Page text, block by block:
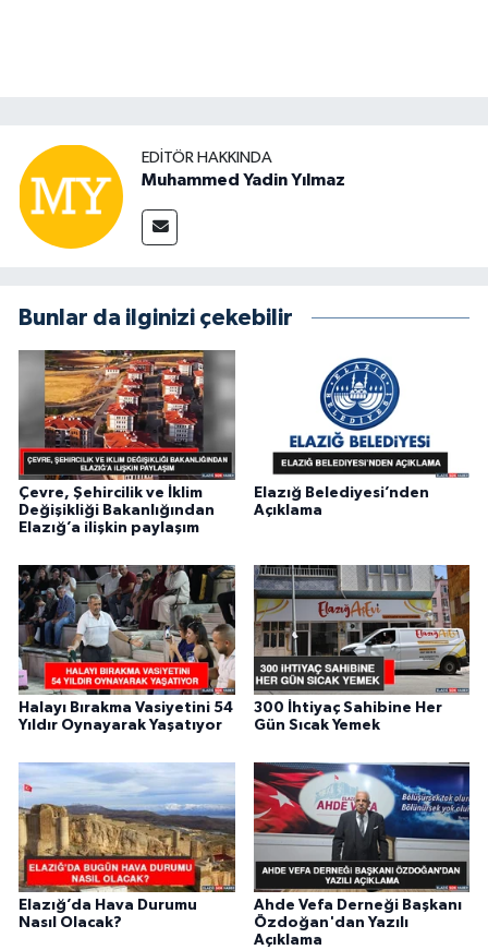
EDITÖR HAKKINDA
Muhammed Yadin Yılmaz
Bunlar da ilginizi çekebilir
Çevre, Şehircilik ve İklim
Değişikliği Bakanlığından
Elazığ’a ilişkin paylaşım
Elazığ Belediyesi’nden
Açıklama
Halayı Bırakma Vasiyetini 54
Yıldır Oynayarak Yaşatıyor
300 İhtiyaç Sahibine Her
Gün Sıcak Yemek
Elazığ’da Hava Durumu
Nasıl Olacak?
Ahde Vefa Derneği Başkanı
Özdoğan'dan Yazılı
Açıklama